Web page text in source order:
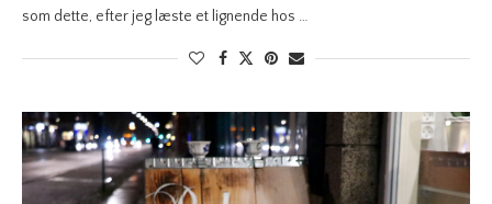
som dette, efter jeg læste et lignende hos …